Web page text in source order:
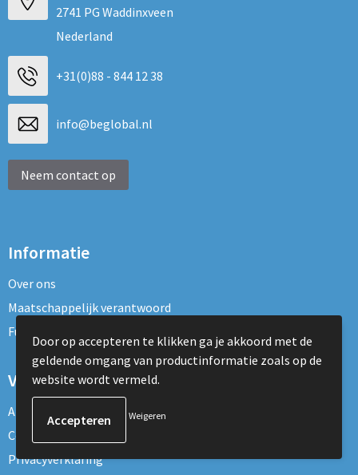
2741 PG Waddinxveen
Nederland
+31(0)88 - 844 12 38
info@beglobal.nl
Neem contact op
Informatie
Over ons
Maatschappelijk verantwoord
Fulfillment Diensten
Veilig winkelen
Algemene voorwaarden
Cookieverklaring
Privacyverklaring
Door op accepteren te klikken ga je akkoord met de
geldende omgang van productinformatie zoals op de
website wordt vermeld.
Weigeren